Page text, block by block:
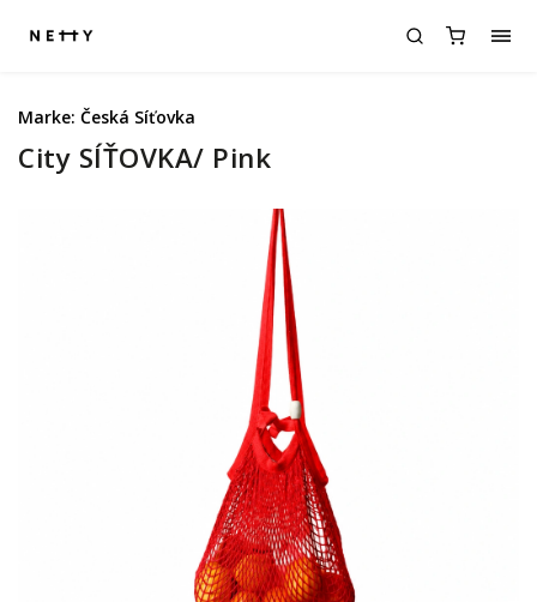
City SÍŤOVKA/ Pink
Marke: Česká Síťovka